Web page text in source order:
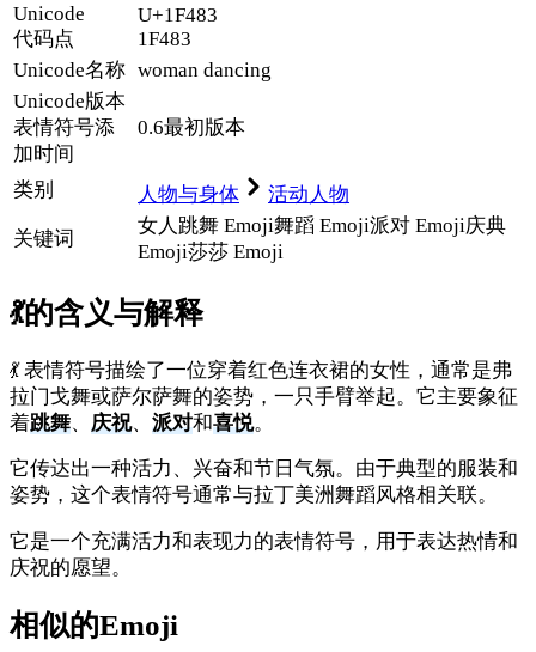
Unicode
代码点
U+1F483
1F483
Unicode名称 woman dancing
Unicode版本
表情符号添
加时间
0.6最初版本
类别 人物与身体
活动人物
关键词
女人跳舞 Emoji舞蹈 Emoji派对 Emoji庆典
Emoji莎莎 Emoji
💃的含义与解释
💃 表情符号描绘了一位穿着红色连衣裙的女性，通常是弗
拉门戈舞或萨尔萨舞的姿势，一只手臂举起。它主要象征
着跳舞、 庆祝、 派对和喜悦。
它传达出一种活力、兴奋和节日气氛。由于典型的服装和
姿势，这个表情符号通常与拉丁美洲舞蹈风格相关联。
它是一个充满活力和表现力的表情符号，用于表达热情和
庆祝的愿望。
相似的Emoji